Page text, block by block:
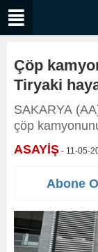
Çöp
Tiryaki
SAKARYA
çöp
ASAYİŞ - 11-05-
Abone